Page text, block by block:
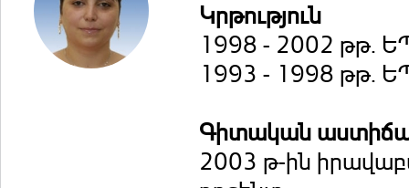
Կրթություն
1998 - 2002 թթ.
1993 - 1998 թթ.
Գիտական
2003 թ-ին